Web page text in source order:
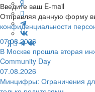
Введите ваш E-mail
Отправляя данную форму
конфиденциальности
07.08.2026
В Москве прошла вторая
Community Day
07.08.2026
Минцифры: Ограничения